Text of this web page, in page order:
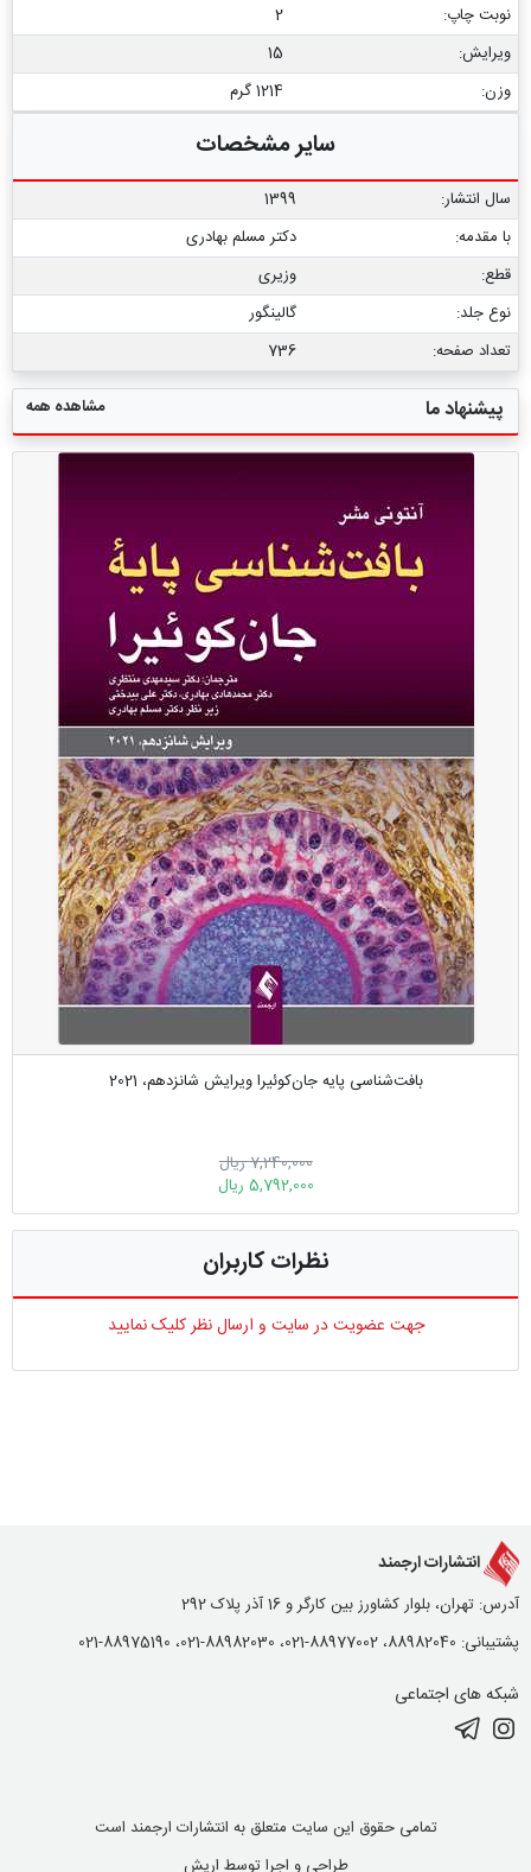
نوبت چاپ:
2
ویرایش:
15
وزن:
1214 گرم
سایر مشخصات
سال انتشار:
1399
با مقدمه:
دکتر مسلم بهادری
قطع:
وزیری
نوع جلد:
گالینگور
تعداد صفحه:
736
پیشنهاد ما مشاهده همه
بافت‌شناسی پایه جان‌کوئیرا ویرایش شانزدهم، 2021
7,240,000 ریال
5,792,000 ریال
نظرات کاربران
جهت عضویت در سایت و ارسال نظر کلیک نمایید
انتشارات ارجمند
آدرس: تهران، بلوار کشاورز بین کارگر و 16 آذر پلاک 292
پشتیبانی: 88982040، 88977002-021، 88982030-021، 88975190-021
شبکه های اجتماعی
تمامی حقوق این سایت متعلق به انتشارات ارجمند است
طراحی و اجرا توسط اریش